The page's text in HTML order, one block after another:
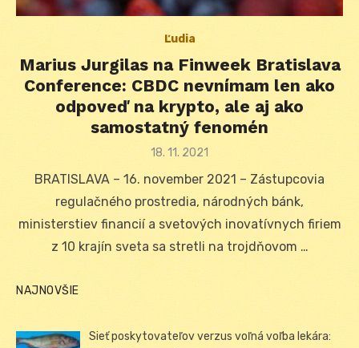
Ľudia
Marius Jurgilas na Finweek Bratislava
Conference: CBDC nevnímam len ako
odpoveď na krypto, ale aj ako
samostatný fenomén
Posted
18. 11. 2021
BRATISLAVA – 16. november 2021 – Zástupcovia
regulačného prostredia, národných bánk,
ministerstiev financií a svetových inovatívnych firiem
z 10 krajín sveta sa stretli na trojdňovom …
NAJNOVŠIE
Sieť poskytovateľov verzus voľná voľba lekára: